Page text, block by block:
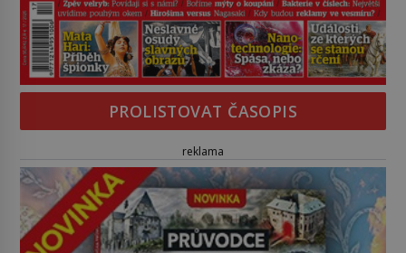
PROLISTOVAT ČASOPIS
reklama